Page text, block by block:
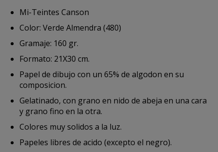
Mi-Teintes Canson
Color: Verde Almendra (480)
Gramaje: 160 gr.
Formato: 21X30 cm.
Papel de dibujo con un 65% de algodon en su
composicion.
Gelatinado, con grano en nido de abeja en una cara
y grano fino en la otra.
Colores muy solidos a la luz.
Papeles libres de acido (excepto el negro).